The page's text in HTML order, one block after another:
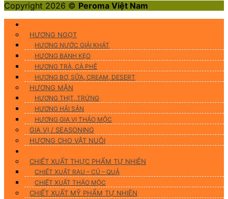
Copyright 2026 © Peroma Việt Nam
HƯƠNG NGỌT
HƯƠNG NƯỚC GIẢI KHÁT
HƯƠNG BÁNH KẸO
HƯƠNG TRÀ, CÀ PHÊ
HƯƠNG BƠ, SỮA, CREAM, DESERT
HƯƠNG MẶN
HƯƠNG THỊT, TRỨNG
HƯƠNG HẢI SẢN
HƯƠNG GIA VỊ THẢO MỘC
GIA VỊ / SEASONING
HƯƠNG CHO VẬT NUÔI
CHIẾT XUẤT THỰC PHẨM TỰ NHIÊN
CHIẾT XUẤT RAU – CỦ – QUẢ
CHIẾT XUẤT THẢO MỘC
CHIẾT XUẤT MỸ PHẨM TỰ NHIÊN